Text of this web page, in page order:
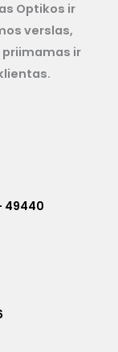
Optikos ir
verslas,
ir
49440